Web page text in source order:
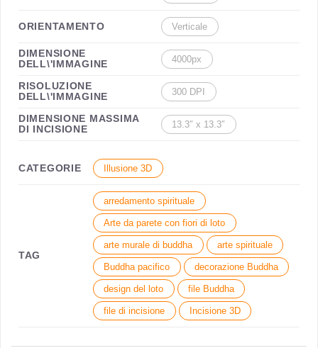
ORIENTAMENTO Verticale
DIMENSIONE
DELL\'IMMAGINE
4000px
RISOLUZIONE
DELL\'IMMAGINE
300 DPI
DIMENSIONE MASSIMA
DI INCISIONE
13.3″ x 13.3″
CATEGORIE Illusione 3D
TAG
arredamento spirituale
Arte da parete con fiori di loto
arte murale di buddha arte spirituale
Buddha pacifico decorazione Buddha
design del loto file Buddha
file di incisione Incisione 3D